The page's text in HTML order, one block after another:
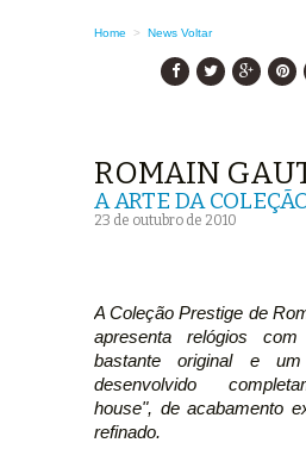
Home > News Voltar
ROMAIN
A ARTE DA
23 de outubro de 2010
A Coleção Prestige de
apresenta relógios
bastante original e um
desenvolvido
house", de acabamento
refinado.